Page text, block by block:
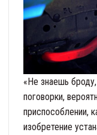
«Не знаешь
поговорки,
приспособлении,
изобретение